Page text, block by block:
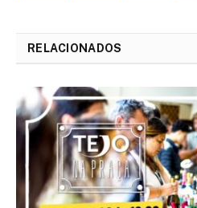
RELACIONADOS